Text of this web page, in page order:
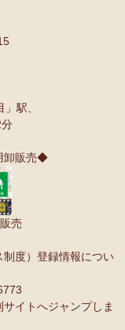
ム
イズ（縦長・横長）
作品 新入荷！作家
ガ・アーティスト
！
◇ハイクオリティ
ューナッツ ワケあ
ダー『ティンガテ
りません。
ンツへのご感想
とで、『しんぞうと
あっと言う間に満開
ども、面白すぎる
のご感想
。
りがとうございま
駅、
卸販売◆
売
度）登録情報につい
イトへジャンプしま